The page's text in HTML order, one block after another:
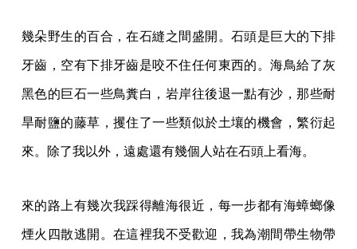
幾朵野生的百合，在石縫之間盛開。石頭是巨大的下排
牙齒，空有下排牙齒是咬不住任何東西的。海鳥給了灰
黑色的巨石一些鳥糞白，岩岸往後退一點有沙，那些耐
旱耐鹽的藤草，攫住了一些類似於土壤的機會，繁衍起
來。除了我以外，遠處還有幾個人站在石頭上看海。
來的路上有幾次我踩得離海很近，每一步都有海蟑螂像
煙火四散逃開。在這裡我不受歡迎，我為潮間帶生物帶